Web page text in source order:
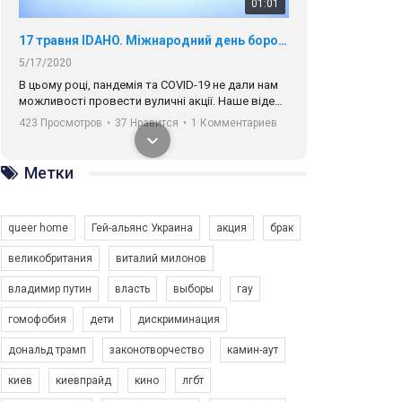
01:01
17 травня IDAHO. Міжнародний день боротьби з гомофобією трансфобією і біфобія.
5/17/2020
В цьому році, пандемія та COVІD-19 не дали нам
можливості провести вуличні акції. Наше відео-
звернення про те, що навіть коли ми у різних
містах та не можемо зустрінеться, ми разом. Ми
закликаємо всіх хто поділяє цінності рівності та
солідарності, приєднатися до нас. Регіональні
підрозділи ГАУ є в 16 областях України.
423 Просмотров • 37 Нравится • 1 Комментариев
Зупинимо насильство проти ЛГБТ в Україні! Stop violence against LGBT in Ukraine!
Емоційний та вражаючий промо-ролік на
Метки
queer home Гей-альянс Украина акция брак
великобритания виталий милонов
владимир путин власть выборы гау
гомофобия дети дискриминация
дональд трамп законотворчество камин-аут
киев киевпрайд кино лгбт